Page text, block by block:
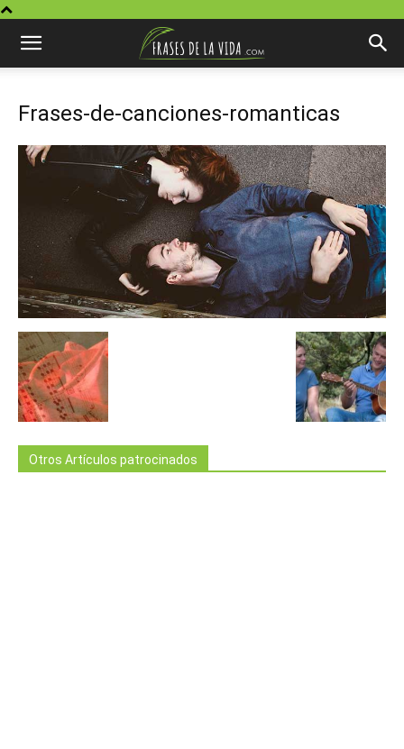
Frases-de-canciones-romanticas
Otros Artículos patrocinados